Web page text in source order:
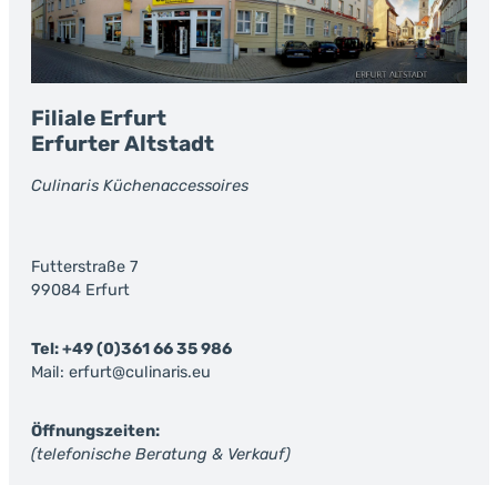
Filiale Erfurt
Erfurter Altstadt
Culinaris Küchenaccessoires
Futterstraße 7
99084 Erfurt
Tel: +49 (0)361 66 35 986
Mail: erfurt@culinaris.eu
Öffnungszeiten:
(telefonische Beratung & Verkauf)